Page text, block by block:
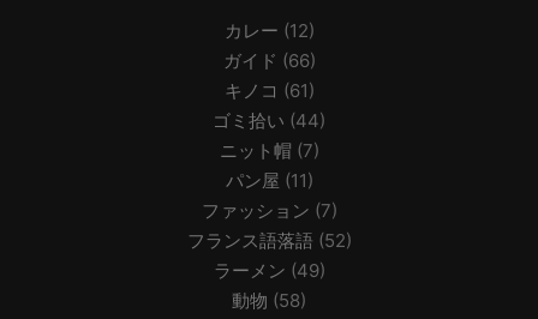
カレー (12)
ガイド (66)
キノコ (61)
ゴミ拾い (44)
ニット帽 (7)
パン屋 (11)
ファッション (7)
フランス語落語 (52)
ラーメン (49)
動物 (58)